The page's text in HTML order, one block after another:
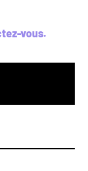
vous.